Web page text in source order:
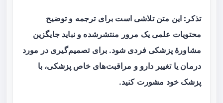
تذکر: این متن تلاشی است برای ترجمه و توضیح
محتویات علمی یک مرور منتشرشده و نباید جایگزین
مشاورهٔ پزشکی فردی شود. برای تصمیم‌گیری در مورد
درمان یا تغییر دارو و مراقبت‌های خاص پزشکی، با
پزشک خود مشورت کنید.